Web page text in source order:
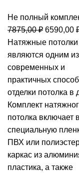
Не полный
7875,00₽
цена
7875,00 ₽.
6590,00
Натяжные потолки
являются одним из
современных и
практичных
отделки потолка в
Комплект
потолка включает
специальную
ПВХ или
каркас из
пластика, а также